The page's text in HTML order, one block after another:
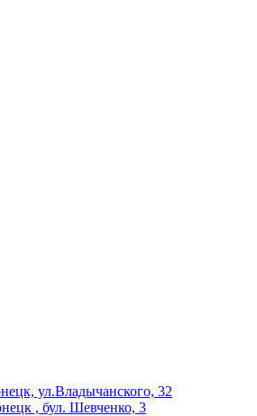
ул.Владычанского, 32
, бул. Шевченко, 3